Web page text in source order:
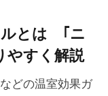
ルとは ｢ニ
やすく解説
どの温室効果ガ